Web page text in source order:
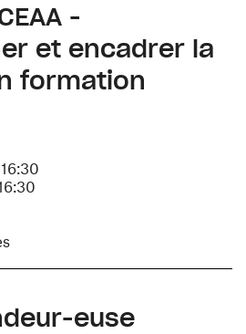
-
et encadrer la
formation
euse